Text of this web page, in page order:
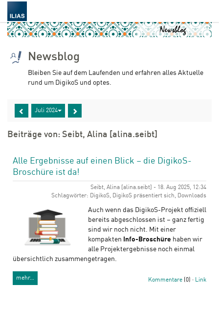
Newsblog
Bleiben Sie auf dem Laufenden und erfahren alles Aktuelle
rund um DigikoS und optes.
Juli 2024
Beiträge von: Seibt, Alina [alina.seibt]
Alle Ergebnisse auf einen Blick – die DigikoS-
Broschüre ist da!
Seibt, Alina [alina.seibt] - 18. Aug 2025, 12:34
Schlagwörter: DigikoS, DigikoS präsentiert sich, Downloads
Auch wenn das DigikoS-Projekt offiziell
bereits abgeschlossen ist – ganz fertig
sind wir noch nicht. Mit einer
kompakten Info-Broschüre haben wir
alle Projektergebnisse noch einmal
übersichtlich zusammengetragen.
mehr… Kommentare (0) · Link